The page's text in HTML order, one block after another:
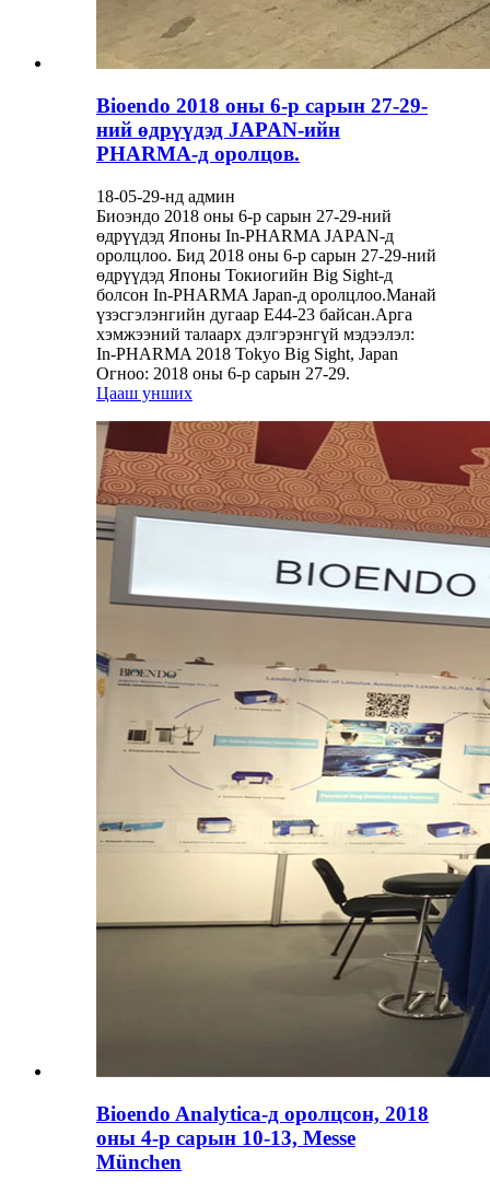
Bioendo 2018 оны 6-р сарын 27-29-
ний өдрүүдэд JAPAN-ийн
PHARMA-д оролцов.
18-05-29-нд админ
Биоэндо 2018 оны 6-р сарын 27-29-ний
өдрүүдэд Японы In-PHARMA JAPAN-д
оролцлоо. Бид 2018 оны 6-р сарын 27-29-ний
өдрүүдэд Японы Токиогийн Big Sight-д
болсон In-PHARMA Japan-д оролцлоо.Манай
үзэсгэлэнгийн дугаар E44-23 байсан.Арга
хэмжээний талаарх дэлгэрэнгүй мэдээлэл:
In-PHARMA 2018 Tokyo Big Sight, Japan
Огноо: 2018 оны 6-р сарын 27-29.
Цааш унших
Bioendo Analytica-д оролцсон, 2018
оны 4-р сарын 10-13, Messe
München